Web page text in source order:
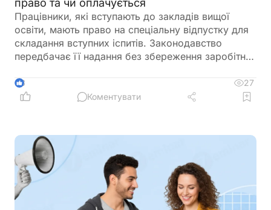
право та чи оплачується
Працівники, які вступають до закладів вищої
освіти, мають право на спеціальну відпустку для
складання вступних іспитів. Законодавство
передбачає її надання без збереження заробітної
для проїзду до місця проведення іспитів та назад
3
27
Коментувати